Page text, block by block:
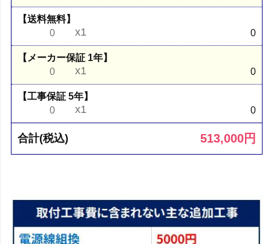
【送料無料】
0
x1 0
【メーカー保証 1年】
0
x1 0
【工事保証 5年】
0
x1 0
合計(税込) 513,000円